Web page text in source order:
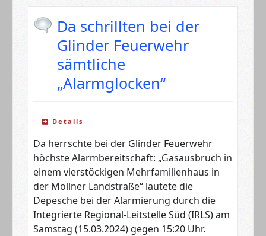
Da schrillten bei der
Glinder Feuerwehr
sämtliche
„Alarmglocken“
Details
Da herrschte bei der Glinder Feuerwehr
höchste Alarmbereitschaft: „Gasausbruch in
einem vierstöckigen Mehrfamilienhaus in
der Möllner Landstraße“ lautete die
Depesche bei der Alarmierung durch die
Integrierte Regional-Leitstelle Süd (IRLS) am
Samstag (15.03.2024) gegen 15:20 Uhr.